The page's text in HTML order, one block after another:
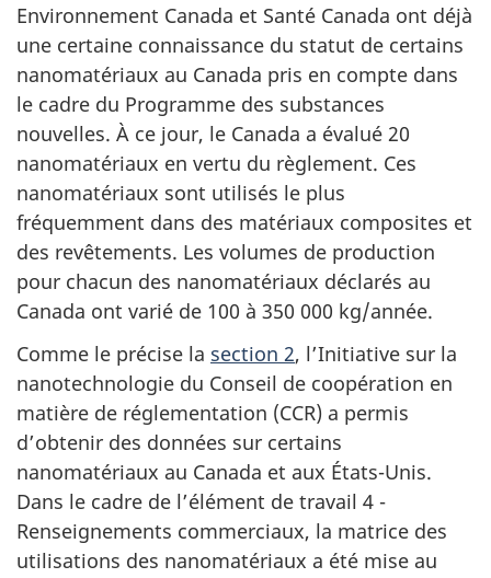
Environnement Canada et Santé Canada ont déjà
une certaine connaissance du statut de certains
nanomatériaux au Canada pris en compte dans
le cadre du Programme des substances
nouvelles. À ce jour, le Canada a évalué 20
nanomatériaux en vertu du règlement. Ces
nanomatériaux sont utilisés le plus
fréquemment dans des matériaux composites et
des revêtements. Les volumes de production
pour chacun des nanomatériaux déclarés au
Canada ont varié de 100 à 350 000 kg/année.
Comme le précise la section 2, l’Initiative sur la
nanotechnologie du Conseil de coopération en
matière de réglementation (CCR) a permis
d’obtenir des données sur certains
nanomatériaux au Canada et aux États-Unis.
Dans le cadre de l’élément de travail 4 -
Renseignements commerciaux, la matrice des
utilisations des nanomatériaux a été mise au